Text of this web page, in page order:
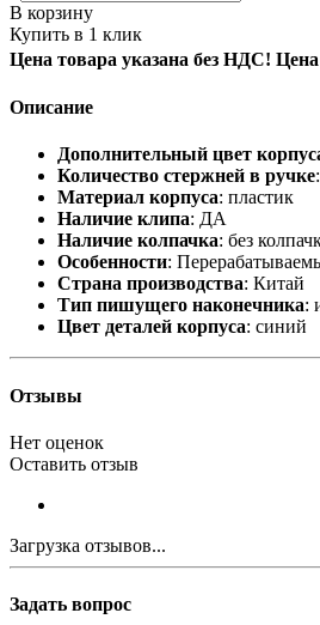
В корзину
Купить в 1 клик
Цена товара указана без НДС!
Описание
Дополнительный цвет
Количество стержней в ручке
Материал корпуса: пластик
Наличие клипа: ДА
Наличие колпачка: без
Особенности:
Страна производства: Китай
Тип пишущего наконечника:
Цвет деталей корпуса: синий
Отзывы
Нет оценок
Оставить отзыв
Загрузка отзывов...
Задать вопрос